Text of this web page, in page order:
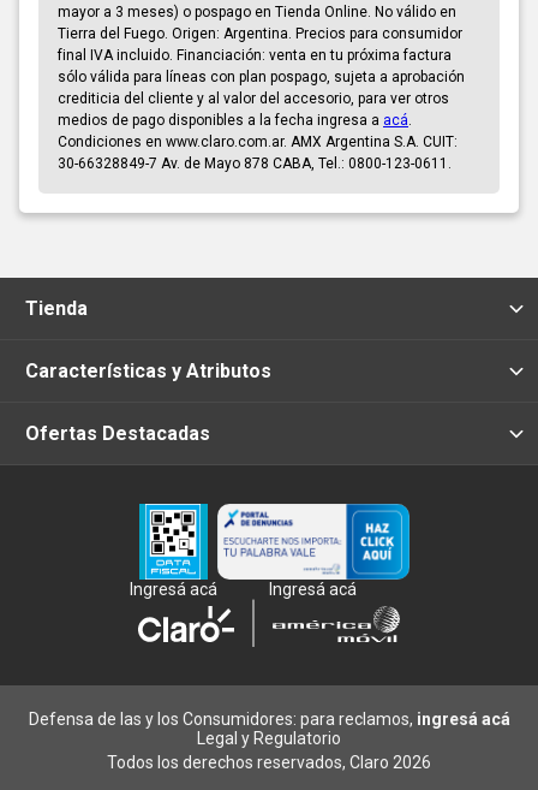
mayor a 3 meses) o pospago en Tienda Online. No válido en
Tierra del Fuego. Origen: Argentina. Precios para consumidor
final IVA incluido. Financiación: venta en tu próxima factura
sólo válida para líneas con plan pospago, sujeta a aprobación
crediticia del cliente y al valor del accesorio, para ver otros
medios de pago disponibles a la fecha ingresa a acá
Condiciones en www.claro.com.ar. AMX Argentina S.A. CUIT:
30-66328849-7 Av. de Mayo 878 CABA, Tel.: 0800-123-0611.
Tienda
Características y Atributos
Ofertas Destacadas
Ingresá acá Ingresá acá
Todos los derechos reservados, Claro 2026
Defensa de las y los Consumidores: para reclamos, ingresá acá
Legal y Regulatorio